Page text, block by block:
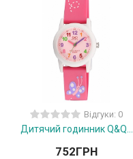
Відгуки: 0
Дитячий годинник Q&Q...
752ГРН